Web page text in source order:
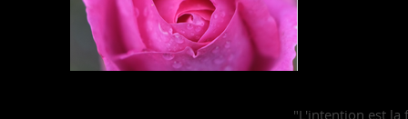
"L'intention est la